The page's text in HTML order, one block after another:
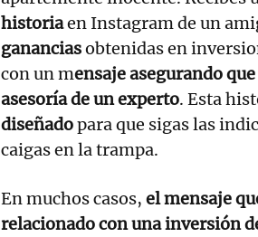
historiaen Instagram de un
gananciasobtenidas en
con un mensaje asegurando
asesoría de un experto. Esta
diseñadopara que sigas las
caigas en la trampa.
En muchos casos, el mensaje
relacionado con una inversión